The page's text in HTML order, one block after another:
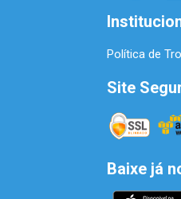
Política de
Site
Baixe já